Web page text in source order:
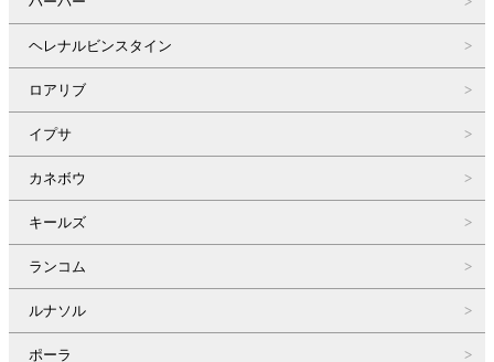
ヘレナルビンスタイン
ロアリブ
イプサ
カネボウ
キールズ
ランコム
ルナソル
ポーラ